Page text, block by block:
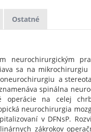
Ostatné
neurochirurgickým
sa na
a
spinálna
operácie na celej
neurochirurgia
v DFNsP.
zákrokov